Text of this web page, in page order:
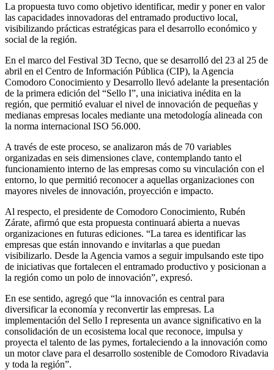
La propuesta tuvo como objetivo identificar, medir y poner en valor
las capacidades innovadoras del entramado productivo local,
visibilizando prácticas estratégicas para el desarrollo económico y
social de la región.
En el marco del Festival 3D Tecno, que se desarrolló del 23 al 25 de
abril en el Centro de Información Pública (CIP), la Agencia
Comodoro Conocimiento y Desarrollo llevó adelante la presentación
de la primera edición del “Sello I”, una iniciativa inédita en la
región, que permitió evaluar el nivel de innovación de pequeñas y
medianas empresas locales mediante una metodología alineada con
la norma internacional ISO 56.000.
A través de este proceso, se analizaron más de 70 variables
organizadas en seis dimensiones clave, contemplando tanto el
funcionamiento interno de las empresas como su vinculación con el
entorno, lo que permitió reconocer a aquellas organizaciones con
mayores niveles de innovación, proyección e impacto.
Al respecto, el presidente de Comodoro Conocimiento, Rubén
Zárate, afirmó que esta propuesta continuará abierta a nuevas
organizaciones en futuras ediciones. “La tarea es identificar las
empresas que están innovando e invitarlas a que puedan
visibilizarlo. Desde la Agencia vamos a seguir impulsando este tipo
de iniciativas que fortalecen el entramado productivo y posicionan a
la región como un polo de innovación”, expresó.
En ese sentido, agregó que “la innovación es central para
diversificar la economía y reconvertir las empresas. La
implementación del Sello I representa un avance significativo en la
consolidación de un ecosistema local que reconoce, impulsa y
proyecta el talento de las pymes, fortaleciendo a la innovación como
un motor clave para el desarrollo sostenible de Comodoro Rivadavia
y toda la región”.